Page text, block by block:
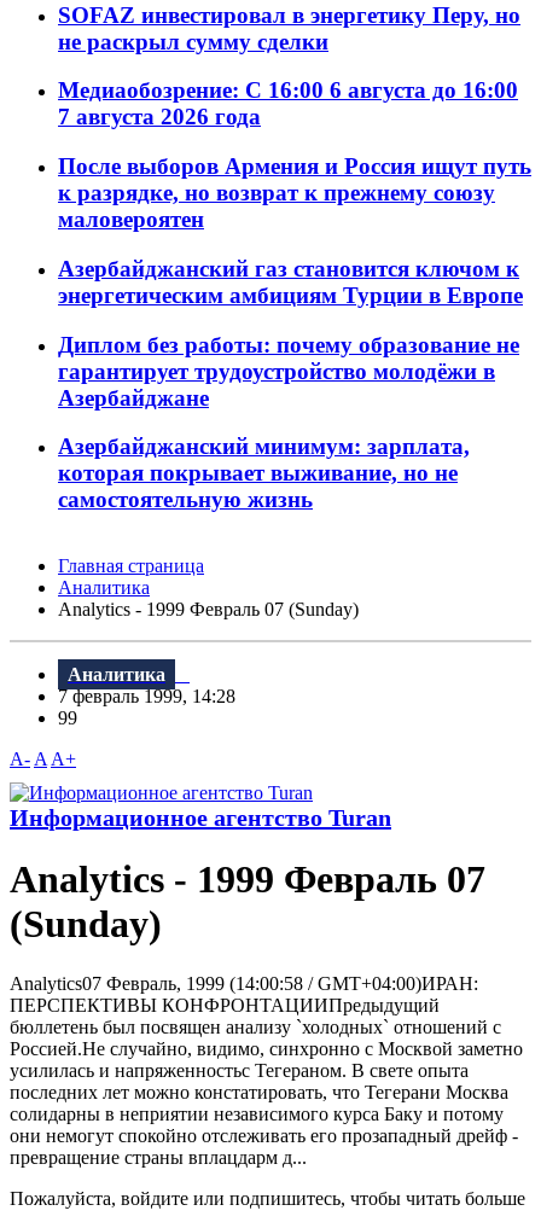
SOFAZ инвестировал в энергетику Перу, но
не раскрыл сумму сделки
Медиаобозрение: С 16:00 6 августа до 16:00
7 августа 2026 года
После выборов Армения и Россия ищут путь
к разрядке, но возврат к прежнему союзу
маловероятен
Азербайджанский газ становится ключом к
энергетическим амбициям Турции в Европе
Диплом без работы: почему образование не
гарантирует трудоустройство молодёжи в
Азербайджане
Азербайджанский минимум: зарплата,
которая покрывает выживание, но не
самостоятельную жизнь
Главная страница
Аналитика
Analytics - 1999 Февраль 07 (Sunday)
Аналитика
7 февраль 1999, 14:28
99
A- A A+
Информационное агентство Turan
Analytics - 1999 Февраль 07
(Sunday)
Analytics07 Февраль, 1999 (14:00:58 / GMT+04:00)ИРАН:
ПЕРСПЕКТИВЫ КОHФРОHТАЦИИПредыдущий
бюллетень был посвящен анализу `холодных` отношений с
Россией.Не случайно, видимо, синхронно с Москвой заметно
усилилась и напряженностьс Тегераном. В свете опыта
последних лет можно констатировать, что Тегерани Москва
солидарны в неприятии независимого курса Баку и потому
они немогут спокойно отслеживать его прозападный дрейф -
превращение страны вплацдарм д...
Пожалуйста, войдите или подпишитесь, чтобы читать больше